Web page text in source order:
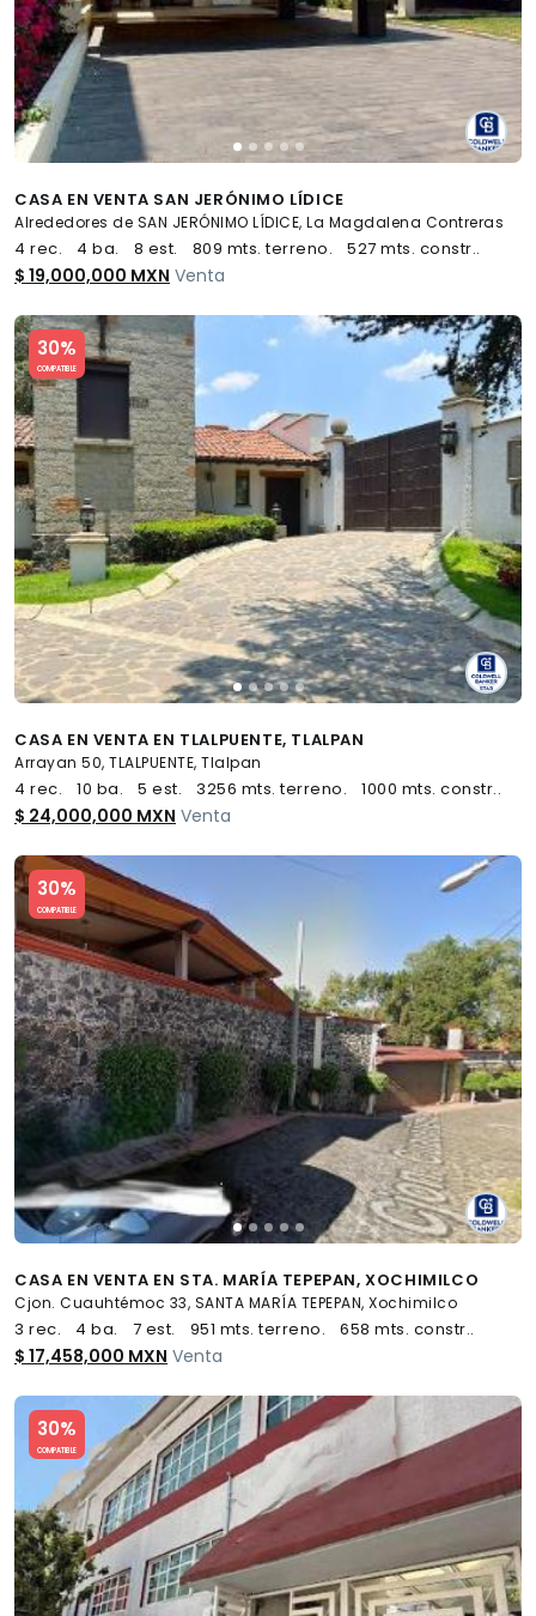
CASA EN VENTA SAN JERÓNIMO LÍDICE
Alrededores de SAN JERÓNIMO LÍDICE, La Magdalena Contreras
4 rec. 4 ba. 8 est. 809 mts. terreno. 527 mts. constr..
$ 19,000,000 MXN Venta
30%
COMPATIBLE
Slide 1 of 5
CASA EN VENTA EN TLALPUENTE, TLALPAN
Arrayan 50, TLALPUENTE, Tlalpan
4 rec. 10 ba. 5 est. 3256 mts. terreno. 1000 mts. constr..
$ 24,000,000 MXN Venta
30%
COMPATIBLE
Slide 1 of 5
CASA EN VENTA EN STA. MARÍA TEPEPAN, XOCHIMILCO
Cjon. Cuauhtémoc 33, SANTA MARÍA TEPEPAN, Xochimilco
3 rec. 4 ba. 7 est. 951 mts. terreno. 658 mts. constr..
$ 17,458,000 MXN Venta
30%
COMPATIBLE
Slide 1 of 5